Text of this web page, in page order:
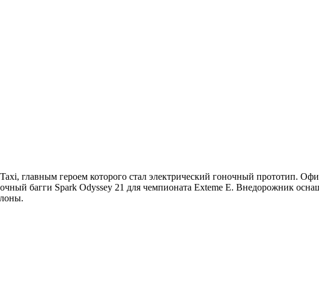
главным героем которого стал электрический гоночный прототип.
багги Spark Odyssey 21 для чемпионата Exteme E. Внедорожник